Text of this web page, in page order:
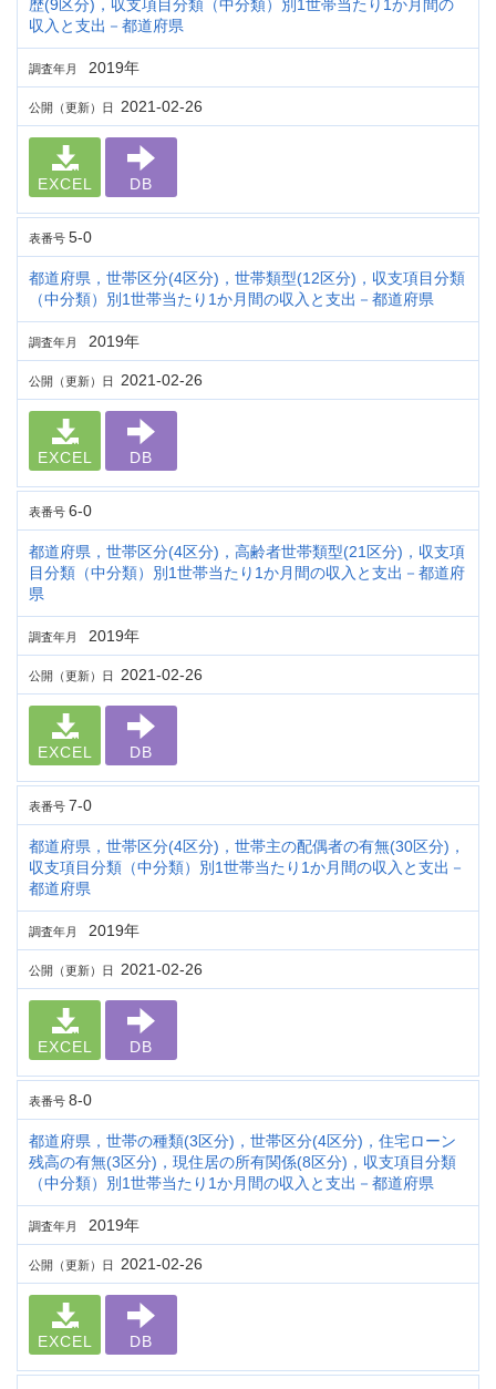
歴(9区分)，収支項目分類（中分類）別1世帯当たり1か月間の
収入と支出－都道府県
調査年月 2019年
公開（更新）日 2021-02-26
EXCEL DB
表番号 5-0
都道府県，世帯区分(4区分)，世帯類型(12区分)，収支項目分類
（中分類）別1世帯当たり1か月間の収入と支出－都道府県
調査年月 2019年
公開（更新）日 2021-02-26
EXCEL DB
表番号 6-0
都道府県，世帯区分(4区分)，高齢者世帯類型(21区分)，収支項
目分類（中分類）別1世帯当たり1か月間の収入と支出－都道府
県
調査年月 2019年
公開（更新）日 2021-02-26
EXCEL DB
表番号 7-0
都道府県，世帯区分(4区分)，世帯主の配偶者の有無(30区分)，
収支項目分類（中分類）別1世帯当たり1か月間の収入と支出－
都道府県
調査年月 2019年
公開（更新）日 2021-02-26
EXCEL DB
表番号 8-0
都道府県，世帯の種類(3区分)，世帯区分(4区分)，住宅ローン
残高の有無(3区分)，現住居の所有関係(8区分)，収支項目分類
（中分類）別1世帯当たり1か月間の収入と支出－都道府県
調査年月 2019年
公開（更新）日 2021-02-26
EXCEL DB